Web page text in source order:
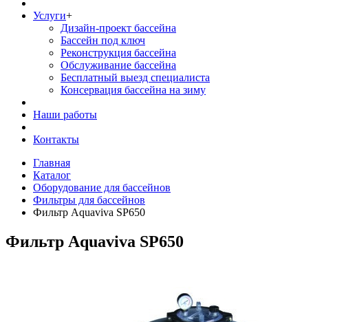
Услуги+
Дизайн-проект бассейна
Бассейн под ключ
Реконструкция бассейна
Обслуживание бассейна
Бесплатный выезд специалиста
Консервация бассейна на зиму
Наши работы
Контакты
Главная
Каталог
Оборудование для бассейнов
Фильтры для бассейнов
Фильтр Aquaviva SP650
Фильтр Aquaviva SP650